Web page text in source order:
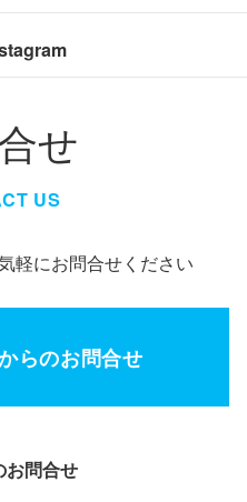
せ
US
軽にお問合せください
らのお問合せ
お問合せ